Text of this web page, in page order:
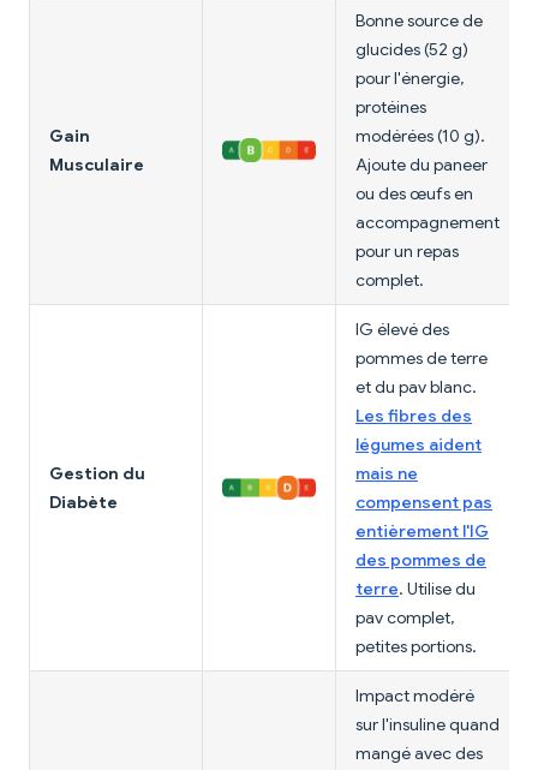
Gain
Musculaire
Bonne source de
glucides (52 g)
pour l'énergie,
protéines
modérées (10 g).
Ajoute du paneer
ou des œufs en
accompagnement
pour un repas
complet.
Gestion du
Diabète
IG élevé des
pommes de terre
et du pav blanc.
Les fibres des
légumes aident
mais ne
compensent pas
entièrement l'IG
des pommes de
terre. Utilise du
pav complet,
petites portions.
Impact modéré
sur l'insuline quand
mangé avec des